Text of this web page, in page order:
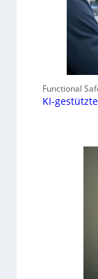
Functional
KI-